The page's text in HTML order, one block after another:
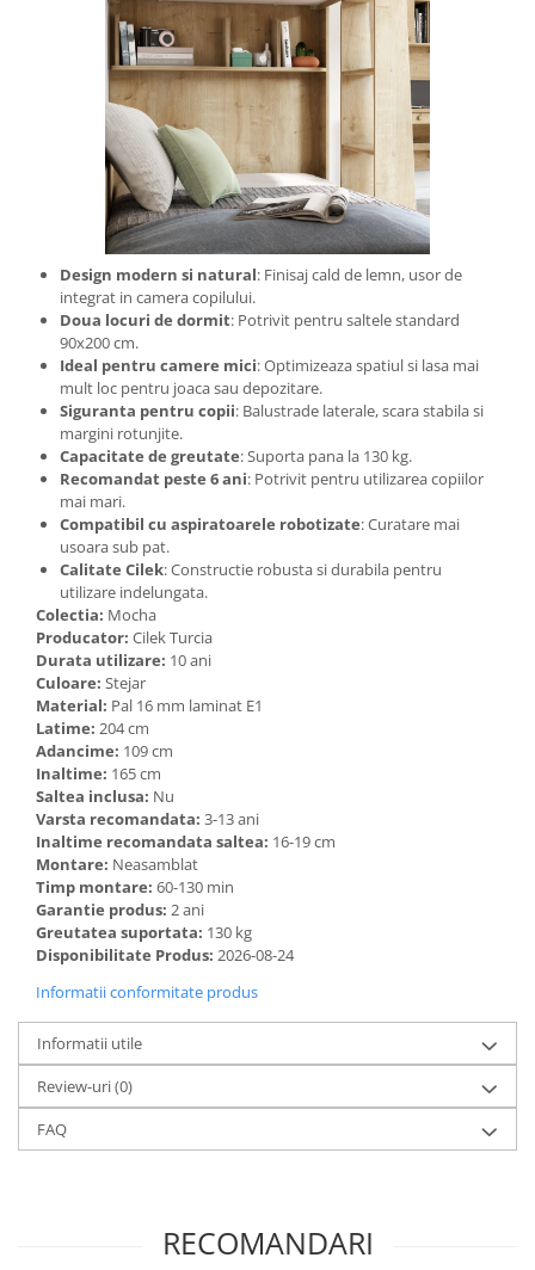
Design modern si natural: Finisaj cald de lemn, usor de
integrat in camera copilului.
Doua locuri de dormit: Potrivit pentru saltele standard
90x200 cm.
Ideal pentru camere mici: Optimizeaza spatiul si lasa mai
mult loc pentru joaca sau depozitare.
Siguranta pentru copii: Balustrade laterale, scara stabila si
margini rotunjite.
Capacitate de greutate: Suporta pana la 130 kg.
Recomandat peste 6 ani: Potrivit pentru utilizarea copiilor
mai mari.
Compatibil cu aspiratoarele robotizate: Curatare mai
usoara sub pat.
Calitate Cilek: Constructie robusta si durabila pentru
utilizare indelungata.
Colectia: Mocha
Producator: Cilek Turcia
Durata utilizare: 10 ani
Culoare: Stejar
Material: Pal 16 mm laminat E1
Latime: 204 cm
Adancime: 109 cm
Inaltime: 165 cm
Saltea inclusa: Nu
Varsta recomandata: 3-13 ani
Inaltime recomandata saltea: 16-19 cm
Montare: Neasamblat
Timp montare: 60-130 min
Garantie produs: 2 ani
Greutatea suportata: 130 kg
Disponibilitate Produs: 2026-08-24
Informatii conformitate produs
Informatii utile
Review-uri(0)
FAQ
RECOMANDARI